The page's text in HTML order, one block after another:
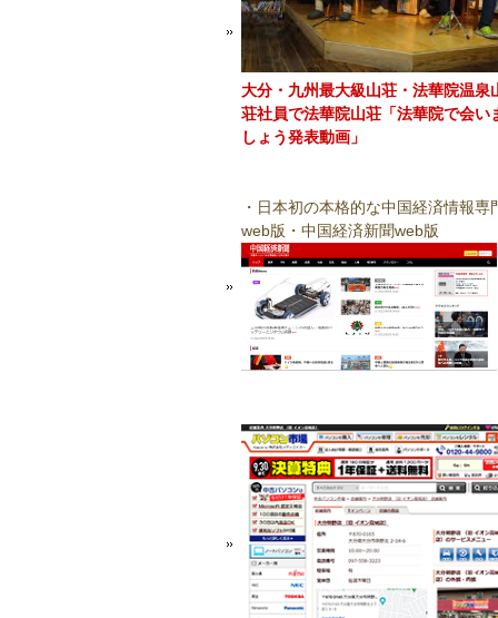
大分・九州最大級山荘・法華院温泉
荘社員で法華院山荘「法華院で会い
しょう発表動画」
・日本初の本格的な中国経済情報専
web版・中国経済新聞web版